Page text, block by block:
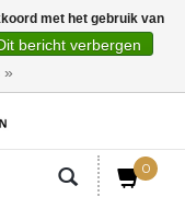
0
met het gebruik van
bericht verbergen
»